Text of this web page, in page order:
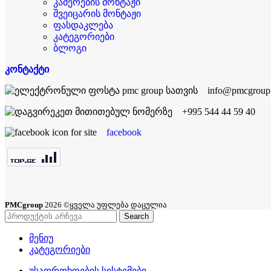
შვეიცარის მონტაჟი
ფასდაკლება
კატეგორიები
ბლოგი
კონტაქტი
+995 544 44 59 40
facebook
PMCgroup 2026 ©ყველა უფლება დაცულია
Search
მენიუ
კატეგორიები